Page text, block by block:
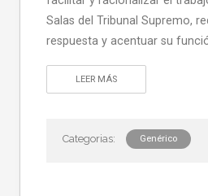
Salas del Tribunal Supremo,
respuesta y acentuar su
LEER MÁS
Genérico